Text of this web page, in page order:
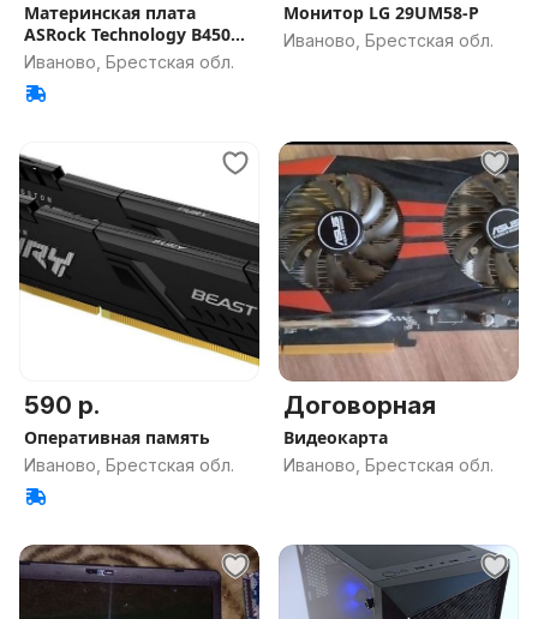
Материнская плата
ASRock Technology B450M
HDV R4.0
Иваново, Брестская обл.
Монитор LG 29UM58-P
Иваново, Брестская обл.
590 р.
Оперативная память
Иваново, Брестская обл.
Договорная
Видеокарта
Иваново, Брестская обл.